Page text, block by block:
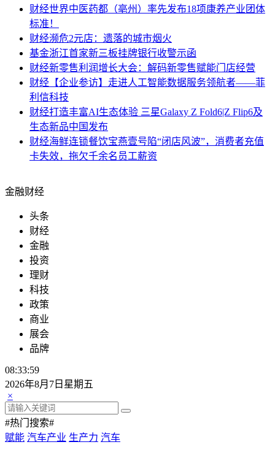
财经世界中医药都（亳州）率先发布18项康养产业团体
标准！
财经濒危2元店：遗落的城市烟火
基金浙江首家新三板挂牌银行收警示函
财经新零售利润增长大会：解码新零售赋能门店经营
财经 【企业参访】走进人工智能数据服务领航者——菲
利信科技
财经打造丰富AI生态体验 三星Galaxy Z Fold6|Z Flip6及
生态新品中国发布
财经海鲜连锁餐饮宝燕壹号陷“闭店风波”，消费者充值
卡失效，拖欠千余名员工薪资
金融财经
头条
财经
金融
投资
理财
科技
政策
商业
展会
品牌
08:33:59
2026年8月7日星期五
×
#热门搜索#
赋能 汽车产业 生产力 汽车